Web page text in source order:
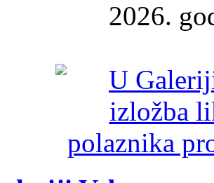
2026.